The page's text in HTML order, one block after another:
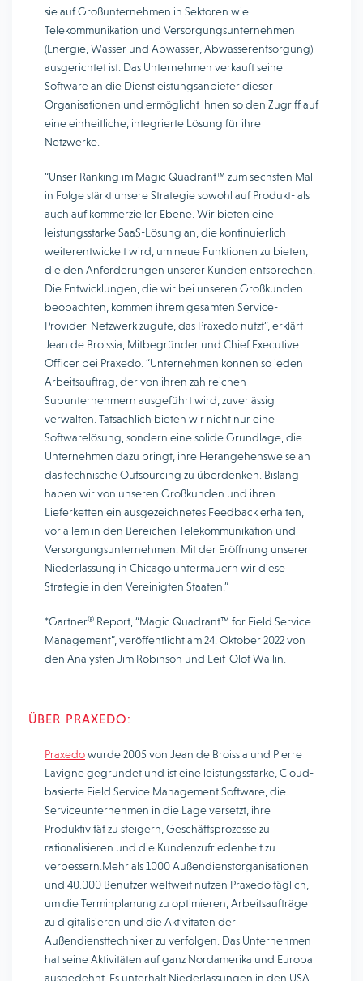
sie auf Großunternehmen in Sektoren wie
Telekommunikation und Versorgungsunternehmen
(Energie, Wasser und Abwasser, Abwasserentsorgung)
ausgerichtet ist. Das Unternehmen verkauft seine
Software an die Dienstleistungsanbieter dieser
Organisationen und ermöglicht ihnen so den Zugriff auf
eine einheitliche, integrierte Lösung für ihre
Netzwerke.
“Unser Ranking im Magic Quadrant™ zum sechsten Mal
in Folge stärkt unsere Strategie sowohl auf Produkt- als
auch auf kommerzieller Ebene. Wir bieten eine
leistungsstarke SaaS-Lösung an, die kontinuierlich
weiterentwickelt wird, um neue Funktionen zu bieten,
die den Anforderungen unserer Kunden entsprechen.
Die Entwicklungen, die wir bei unseren Großkunden
beobachten, kommen ihrem gesamten Service-
Provider-Netzwerk zugute, das Praxedo nutzt”, erklärt
Jean de Broissia, Mitbegründer und Chief Executive
Officer bei Praxedo. “Unternehmen können so jeden
Arbeitsauftrag, der von ihren zahlreichen
Subunternehmern ausgeführt wird, zuverlässig
verwalten. Tatsächlich bieten wir nicht nur eine
Softwarelösung, sondern eine solide Grundlage, die
Unternehmen dazu bringt, ihre Herangehensweise an
das technische Outsourcing zu überdenken. Bislang
haben wir von unseren Großkunden und ihren
Lieferketten ein ausgezeichnetes Feedback erhalten,
vor allem in den Bereichen Telekommunikation und
Versorgungsunternehmen. Mit der Eröffnung unserer
Niederlassung in Chicago untermauern wir diese
Strategie in den Vereinigten Staaten.”
*Gartner® Report, “Magic Quadrant™ for Field Service
Management”, veröffentlicht am 24. Oktober 2022 von
den Analysten Jim Robinson und Leif-Olof Wallin.
ÜBER PRAXEDO:
Praxedowurde 2005 von Jean de Broissia und Pierre
Lavigne gegründet und ist eine leistungsstarke, Cloud-
basierte Field Service Management Software, die
Serviceunternehmen in die Lage versetzt, ihre
Produktivität zu steigern, Geschäftsprozesse zu
rationalisieren und die Kundenzufriedenheit zu
verbessern.Mehr als 1000 Außendienstorganisationen
und 40.000 Benutzer weltweit nutzen Praxedo täglich,
um die Terminplanung zu optimieren, Arbeitsaufträge
zu digitalisieren und die Aktivitäten der
Außendiensttechniker zu verfolgen. Das Unternehmen
hat seine Aktivitäten auf ganz Nordamerika und Europa
ausgedehnt. Es unterhält Niederlassungen in den USA,